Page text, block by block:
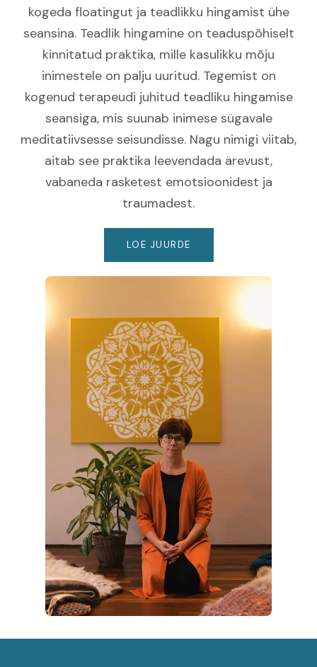
kogeda floatingut ja teadlikku hingamist ühe
seansina. Teadlik hingamine on teaduspõhiselt
kinnitatud praktika, mille kasulikku mõju
inimestele on palju uuritud. Tegemist on
kogenud terapeudi juhitud teadliku hingamise
seansiga, mis suunab inimese sügavale
meditatiivsesse seisundisse. Nagu nimigi viitab,
aitab see praktika leevendada ärevust,
vabaneda rasketest emotsioonidest ja
traumadest.
LOE JUURDE